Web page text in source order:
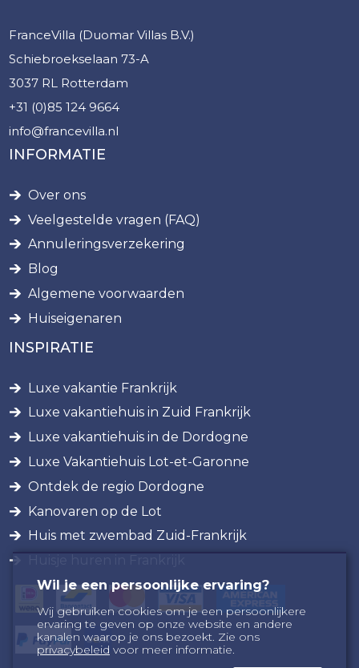
FranceVilla (Duomar Villas B.V.)
Schiebroekselaan 73-A
3037 RL Rotterdam
+31 (0)85 124 9664
info@francevilla.nl
INFORMATIE
Over ons
Veelgestelde vragen (FAQ)
Annuleringsverzekering
Blog
Algemene voorwaarden
Huiseigenaren
INSPIRATIE
Luxe vakantie Frankrijk
Luxe vakantiehuis in Zuid Frankrijk
Luxe vakantiehuis in de Dordogne
Luxe Vakantiehuis Lot-et-Garonne
Ontdek de regio Dordogne
Kanovaren op de Lot
Huis met zwembad Zuid-Frankrijk
Wil je een persoonlijke ervaring?
Wij gebruiken cookies om je een persoonlijkere
ervaring te geven op onze website en andere
kanalen waarop je ons bezoekt. Zie ons
privacybeleid voor meer informatie.